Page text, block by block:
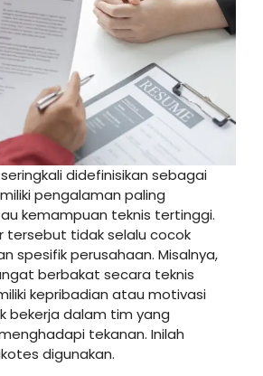
didefinisikan sebagai
pengalaman paling
kemampuan teknis tertinggi.
tersebut tidak selalu cocok
spesifik perusahaan. Misalnya,
berbakat secara teknis
kepribadian atau motivasi
bekerja dalam tim yang
tekanan. Inilah
digunakan.